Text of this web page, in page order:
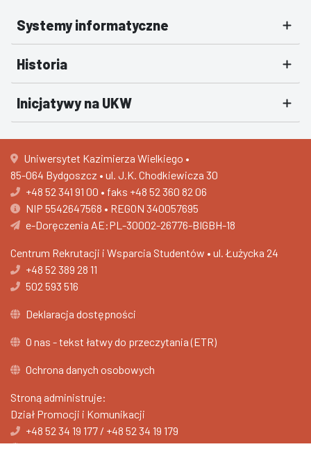
Systemy informatyczne
Historia
Inicjatywy na UKW
Uniwersytet Kazimierza Wielkiego •
85-064 Bydgoszcz • ul. J.K. Chodkiewicza 30
+48 52 341 91 00 • faks +48 52 360 82 06
NIP 5542647568 • REGON 340057695
e-Doręczenia AE:PL-30002-26776-BIGBH-18
Centrum Rekrutacji i Wsparcia Studentów • ul. Łużycka 24
+48 52 389 28 11
502 593 516
Deklaracja dostępności
O nas - tekst łatwy do przeczytania (ETR)
Ochrona danych osobowych
Stroną administruje:
Dział Promocji i Komunikacji
+48 52 34 19 177 / +48 52 34 19 179
promocja.ukw.edu.pl